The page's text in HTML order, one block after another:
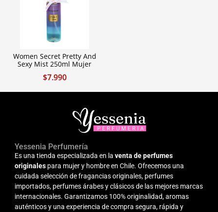
Women Secret Pretty And
Sexy Mist 250ml Mujer
$7.990
Yessenia Perfumería
Es una tienda especializada en la venta de perfumes
originales para mujer y hombre en Chile. Ofrecemos una
cuidada selección de fragancias originales, perfumes
importados, perfumes árabes y clásicos de las mejores marcas
internacionales. Garantizamos 100% originalidad, aromas
auténticos y una experiencia de compra segura, rápida y